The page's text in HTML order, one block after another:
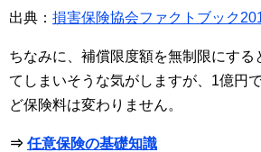
出典： 損害保険協会ファクトブック
ちなみに、補償限度額を無制限にする
てしまいそうな気がしますが、1億円
ど保険料は変わりません。
⇒ 任意保険の基礎知識